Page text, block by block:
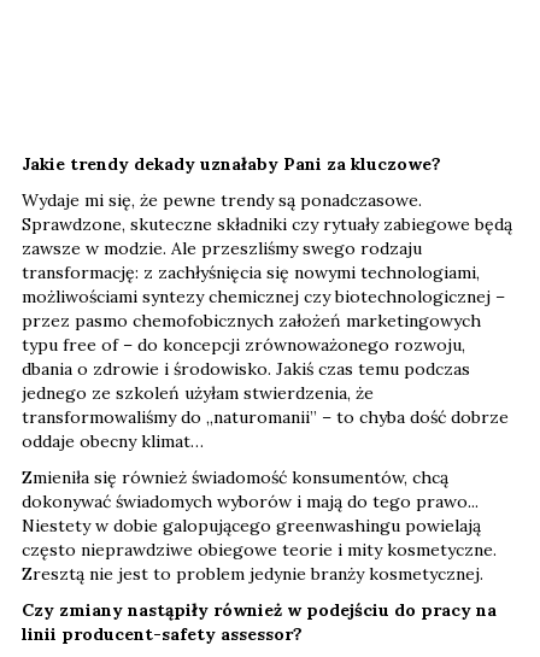
Jakie trendy dekady uznałaby Pani za kluczowe?
Wydaje mi się, że pewne trendy są ponadczasowe.
Sprawdzone, skuteczne składniki czy rytuały zabiegowe będą
zawsze w modzie. Ale przeszliśmy swego rodzaju
transformację: z zachłyśnięcia się nowymi technologiami,
możliwościami syntezy chemicznej czy biotechnologicznej –
przez pasmo chemofobicznych założeń marketingowych
typu free of – do koncepcji zrównoważonego rozwoju,
dbania o zdrowie i środowisko. Jakiś czas temu podczas
jednego ze szkoleń użyłam stwierdzenia, że
transformowaliśmy do „naturomanii” – to chyba dość dobrze
oddaje obecny klimat…
Zmieniła się również świadomość konsumentów, chcą
dokonywać świadomych wyborów i mają do tego prawo...
Niestety w dobie galopującego greenwashingu powielają
często nieprawdziwe obiegowe teorie i mity kosmetyczne.
Zresztą nie jest to problem jedynie branży kosmetycznej.
Czy zmiany nastąpiły również w podejściu do pracy na
linii producent-safety assessor?